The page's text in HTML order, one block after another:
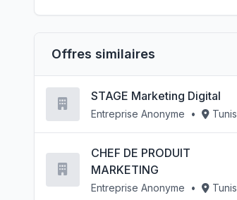
Offres similaires
STAGE Marketing Digital
Entreprise Anonyme • Tunis
CHEF DE PRODUIT
MARKETING
Entreprise Anonyme • Tunis